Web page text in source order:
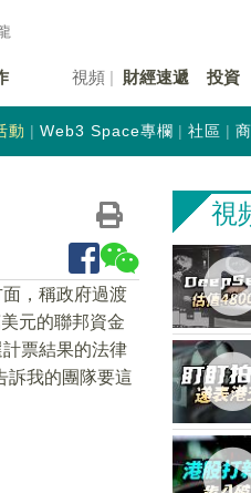
視頻 財經速遞 投資
動 Web3 Space專欄 社區
，稱政府過渡
元的聯邦資金
票結果的法律
訴我的團隊要這
視